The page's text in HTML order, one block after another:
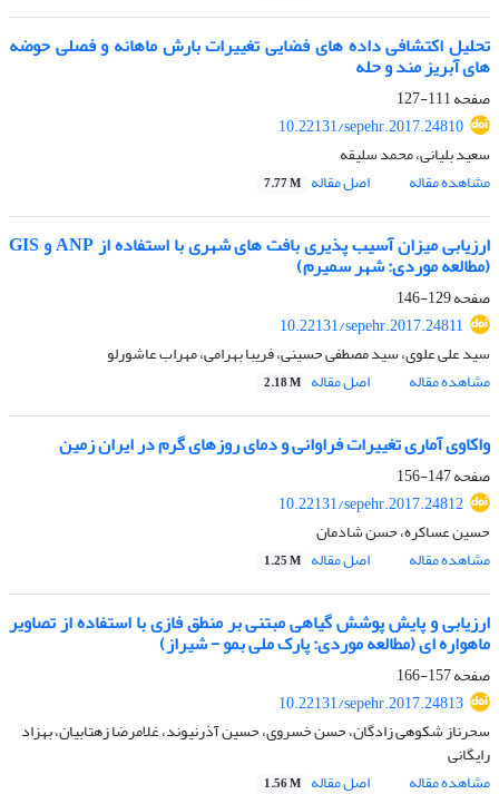
تحلیل اکتشافی داده های فضایی تغییرات بارش ماهانه و فصلی حوضه
های آبریز مند و حله
صفحه111-127
10.22131/sepehr.2017.24810
سعید بلیانی، محمد سلیقه
مشاهده مقاله
اصل مقاله 7.77 M
ارزیابی میزان آسیب پذیری بافت های شهری با استفاده از ANP و GIS
(مطالعه موردی: شهر سمیرم)
صفحه129-146
10.22131/sepehr.2017.24811
سید علی علوی، سید مصطفی حسینی، فریبا بهرامی، مهراب عاشورلو
مشاهده مقاله
اصل مقاله 2.18 M
واکاوی آماری تغییرات فراوانی و دمای روزهای گرم در ایران زمین
صفحه147-156
10.22131/sepehr.2017.24812
حسین عساکره، حسن شادمان
مشاهده مقاله
اصل مقاله 1.25 M
ارزیابی و پایش پوشش گیاهی مبتنی بر منطق فازی با استفاده از تصاویر
ماهواره ای (مطالعه موردی: پارک ملی بمو - شیراز)
صفحه157-166
10.22131/sepehr.2017.24813
سحرناز شکوهی زادگان، حسن خسروی، حسین آذرنیوند، غلامرضا زهتابیان، بهزاد
رایگانی
مشاهده مقاله
اصل مقاله 1.56 M